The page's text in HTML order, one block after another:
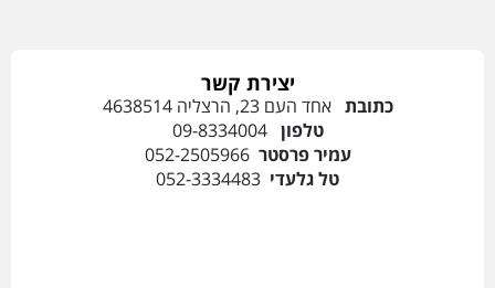
יצירת קשר
כתובת אחד העם 23, הרצליה 4638514
טלפון09-8334004
עמיר פרסטר052-2505966
טל גלעדי 052-3334483